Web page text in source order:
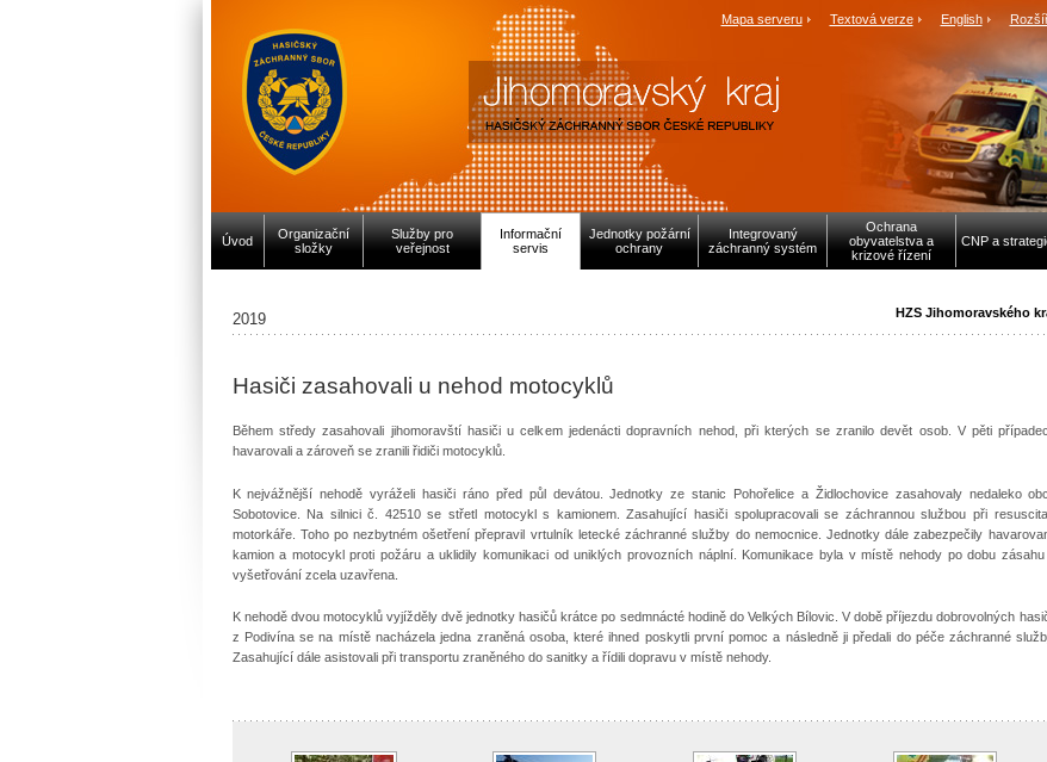
Mapa serveru Textová verze English
Úvod
Organizační
složky
Služby pro
veřejnost
Informační
servis
Jednotky požární
ochrany
Integrovaný
záchranný systém
Ochrana
obyvatelstva a
krizové řízení
CNP a
HZS Jihomoravského
2019
Hasiči zasahovali u nehod motocyklů
Během středy zasahovali jihomoravští hasiči u celkem jedenácti dopravních nehod, při kterých se zranilo devět osob. V pěti
havarovali a zároveň se zranili řidiči motocyklů.
K nejvážnější nehodě vyráželi hasiči ráno před půl devátou. Jednotky ze stanic Pohořelice a Židlochovice zasahovaly nedaleko
Sobotovice. Na silnici č. 42510 se střetl motocykl s kamionem. Zasahující hasiči spolupracovali se záchrannou službou při
motorkáře. Toho po nezbytném ošetření přepravil vrtulník letecké záchranné služby do nemocnice. Jednotky dále zabezpečily
kamion a motocykl proti požáru a uklidily komunikaci od uniklých provozních náplní. Komunikace byla v místě nehody po dobu
vyšetřování zcela uzavřena.
K nehodě dvou motocyklů vyjížděly dvě jednotky hasičů krátce po sedmnácté hodině do Velkých Bílovic. V době příjezdu dobrovolných
z Podivína se na místě nacházela jedna zraněná osoba, které ihned poskytli první pomoc a následně ji předali do péče záchranné
Zasahující dále asistovali při transportu zraněného do sanitky a řídili dopravu v místě nehody.